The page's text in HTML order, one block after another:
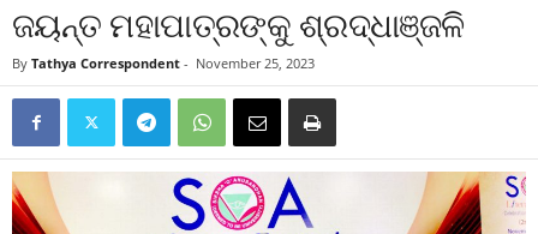
ଜୟନ୍ତ ମହାପାତ୍ରଙ୍କୁ ଶ୍ରଦ୍ଧାଞ୍ଜଳି
By Tathya Correspondent - November 25, 2023